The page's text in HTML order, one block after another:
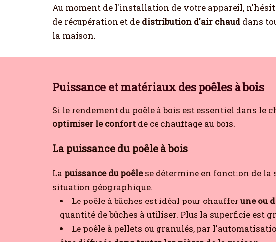
Au moment de l'installation de votre appareil,
de récupération et de distribution d'air chaud dans
la maison.
Puissance et matériaux des poêles à bois
Si le rendement du poêle à bois est essentiel dans
optimiser le confort de ce chauffage au bois.
La puissance du poêle à bois
La puissance du poêlese détermine en fonction de la
situation géographique.
Le poêle à bûches est idéal pour chauffer une ou
quantité de bûches à utiliser. Plus la superficie est
Le poêle à pellets ou granulés, par